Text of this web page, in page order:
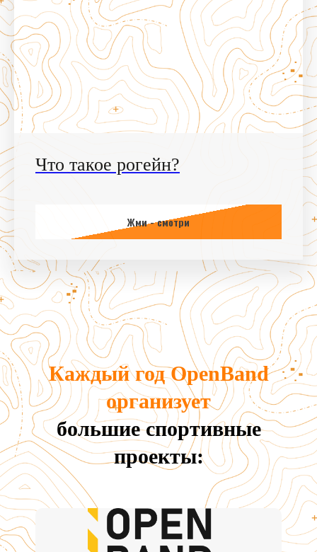
Что такое рогейн?
Жми - смотри
Каждый год OpenBand
организует
большие спортивные
проекты: